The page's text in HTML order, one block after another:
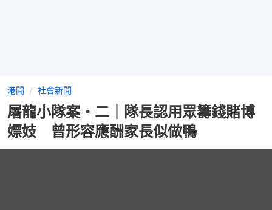
港聞 社會新聞
屠龍小隊案・二｜隊長認用眾籌錢賭博
嫖妓 曾形容應酬家長似做鴨